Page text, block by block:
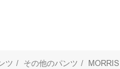
ツ / その他のパンツ /